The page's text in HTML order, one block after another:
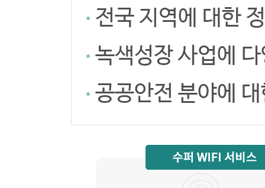
전국 지역에 대한
녹색성장 사업에
공공안전 분야에